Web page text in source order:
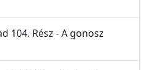
104. Rész - A gonosz